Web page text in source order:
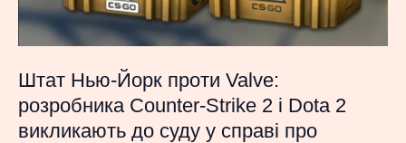
2026
Штат Нью-Йорк проти Valve:
розробника Counter-Strike 2 і Dota 2
викликають до суду у справі про